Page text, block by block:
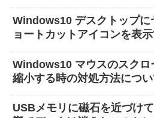
Windows10 デスクトップに
ョートカットアイコンを表
Windows10 マウスのスクロ
縮小する時の対処方法につ
USBメモリに磁石を近づけ